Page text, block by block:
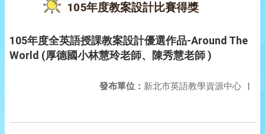
105年度教案設計比賽得獎
105年度全英語授課教案設計優選作品-Around The
World (厚德國小林慧玲老師、陳秀慧老師 )
發布單位： 新北市英語教學資源中心 |